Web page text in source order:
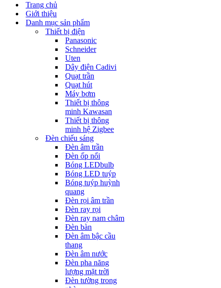
Trang chủ
Giới thiệu
Danh mục sản phẩm
Thiết bị điện
Panasonic
Schneider
Uten
Dây điện Cadivi
Quạt trần
Quạt hút
Máy bơm
Thiết bị thông
minh Kawasan
Thiết bị thông
minh hệ Zigbee
Đèn chiếu sáng
Đèn âm trần
Đèn ốp nổi
Bóng LEDbulb
Bóng LED tuýp
Bóng tuýp huỳnh
quang
Đèn rọi âm trần
Đèn ray rọi
Đèn ray nam châm
Đèn bàn
Đèn âm bậc cầu
thang
Đèn âm nước
Đèn pha năng
lượng mặt trời
Đèn tường trong